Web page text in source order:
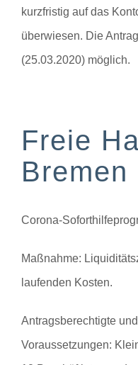
kurzfristig auf das
überwiesen. Die
(25.03.2020) möglich.
Freie
Bremen
Corona-
Maßnahme:
laufenden Kosten.
Antragsberechtigte und
Voraussetzungen: